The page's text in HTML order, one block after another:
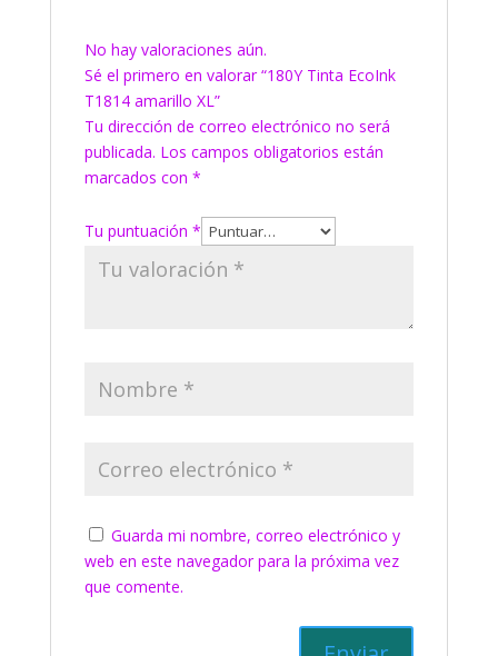
No hay valoraciones aún.
Sé el primero en valorar “180Y Tinta EcoInk
T1814 amarillo XL”
Tu dirección de correo electrónico no será
publicada. Los campos obligatorios están
marcados con *
Tu puntuación *
Guarda mi nombre, correo electrónico y
web en este navegador para la próxima vez
que comente.